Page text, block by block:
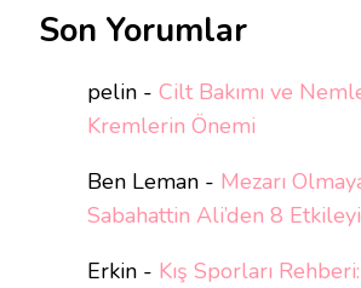
Son Yorumlar
pelin - Cilt Bakımı ve
Kremlerin Önemi
Ben Leman - Mezarı
Sabahattin Ali’den 8
Erkin - Kış Sporları